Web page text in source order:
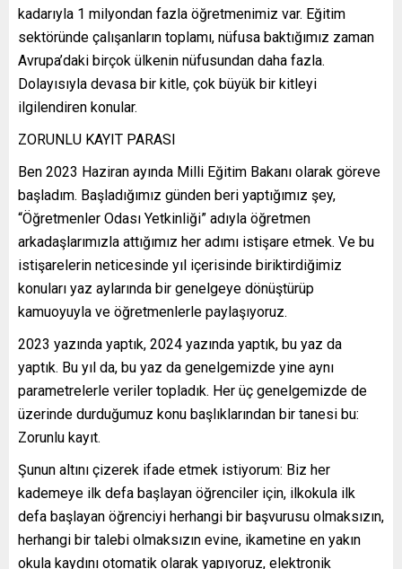
kadarıyla 1 milyondan fazla öğretmenimiz var. Eğitim
sektöründe çalışanların toplamı, nüfusa baktığımız zaman
Avrupa’daki birçok ülkenin nüfusundan daha fazla.
Dolayısıyla devasa bir kitle, çok büyük bir kitleyi
ilgilendiren konular.
ZORUNLU KAYIT PARASI
Ben 2023 Haziran ayında Milli Eğitim Bakanı olarak göreve
başladım. Başladığımız günden beri yaptığımız şey,
“Öğretmenler Odası Yetkinliği” adıyla öğretmen
arkadaşlarımızla attığımız her adımı istişare etmek. Ve bu
istişarelerin neticesinde yıl içerisinde biriktirdiğimiz
konuları yaz aylarında bir genelgeye dönüştürüp
kamuoyuyla ve öğretmenlerle paylaşıyoruz.
2023 yazında yaptık, 2024 yazında yaptık, bu yaz da
yaptık. Bu yıl da, bu yaz da genelgemizde yine aynı
parametrelerle veriler topladık. Her üç genelgemizde de
üzerinde durduğumuz konu başlıklarından bir tanesi bu:
Zorunlu kayıt.
Şunun altını çizerek ifade etmek istiyorum: Biz her
kademeye ilk defa başlayan öğrenciler için, ilkokula ilk
defa başlayan öğrenciyi herhangi bir başvurusu olmaksızın,
herhangi bir talebi olmaksızın evine, ikametine en yakın
okula kaydını otomatik olarak yapıyoruz, elektronik